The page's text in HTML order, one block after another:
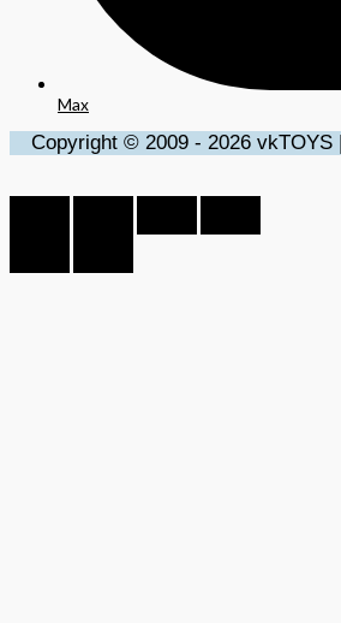
Max
Copyright © 2009 - 2026 vkTOYS